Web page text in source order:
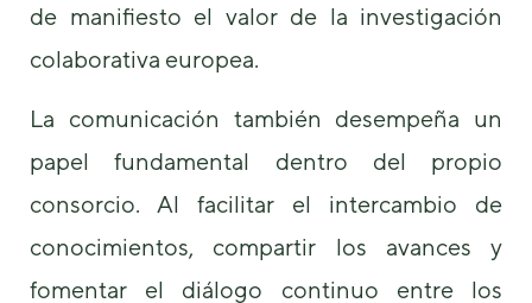
de manifiesto el valor de la investigación
colaborativa europea.
La comunicación también desempeña un
papel fundamental dentro del propio
consorcio. Al facilitar el intercambio de
conocimientos, compartir los avances y
fomentar el diálogo continuo entre los